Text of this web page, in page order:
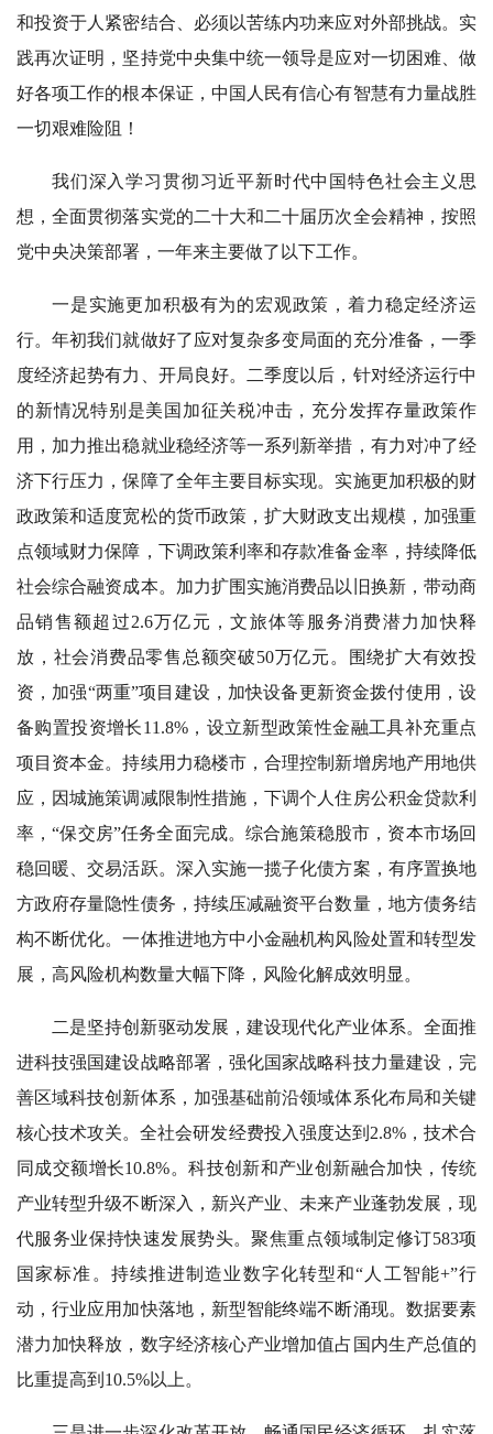
和投资于人紧密结合、必须以苦练内功来应对外部挑战。实
践再次证明，坚持党中央集中统一领导是应对一切困难、做
好各项工作的根本保证，中国人民有信心有智慧有力量战胜
一切艰难险阻！
我们深入学习贯彻习近平新时代中国特色社会主义思
想，全面贯彻落实党的二十大和二十届历次全会精神，按照
党中央决策部署，一年来主要做了以下工作。
一是实施更加积极有为的宏观政策，着力稳定经济运
行。年初我们就做好了应对复杂多变局面的充分准备，一季
度经济起势有力、开局良好。二季度以后，针对经济运行中
的新情况特别是美国加征关税冲击，充分发挥存量政策作
用，加力推出稳就业稳经济等一系列新举措，有力对冲了经
济下行压力，保障了全年主要目标实现。实施更加积极的财
政政策和适度宽松的货币政策，扩大财政支出规模，加强重
点领域财力保障，下调政策利率和存款准备金率，持续降低
社会综合融资成本。加力扩围实施消费品以旧换新，带动商
品销售额超过2.6万亿元，文旅体等服务消费潜力加快释
放，社会消费品零售总额突破50万亿元。围绕扩大有效投
资，加强“两重”项目建设，加快设备更新资金拨付使用，设
备购置投资增长11.8%，设立新型政策性金融工具补充重点
项目资本金。持续用力稳楼市，合理控制新增房地产用地供
应，因城施策调减限制性措施，下调个人住房公积金贷款利
率，“保交房”任务全面完成。综合施策稳股市，资本市场回
稳回暖、交易活跃。深入实施一揽子化债方案，有序置换地
方政府存量隐性债务，持续压减融资平台数量，地方债务结
构不断优化。一体推进地方中小金融机构风险处置和转型发
展，高风险机构数量大幅下降，风险化解成效明显。
二是坚持创新驱动发展，建设现代化产业体系。全面推
进科技强国建设战略部署，强化国家战略科技力量建设，完
善区域科技创新体系，加强基础前沿领域体系化布局和关键
核心技术攻关。全社会研发经费投入强度达到2.8%，技术合
同成交额增长10.8%。科技创新和产业创新融合加快，传统
产业转型升级不断深入，新兴产业、未来产业蓬勃发展，现
代服务业保持快速发展势头。聚焦重点领域制定修订583项
国家标准。持续推进制造业数字化转型和“人工智能+”行
动，行业应用加快落地，新型智能终端不断涌现。数据要素
潜力加快释放，数字经济核心产业增加值占国内生产总值的
比重提高到10.5%以上。